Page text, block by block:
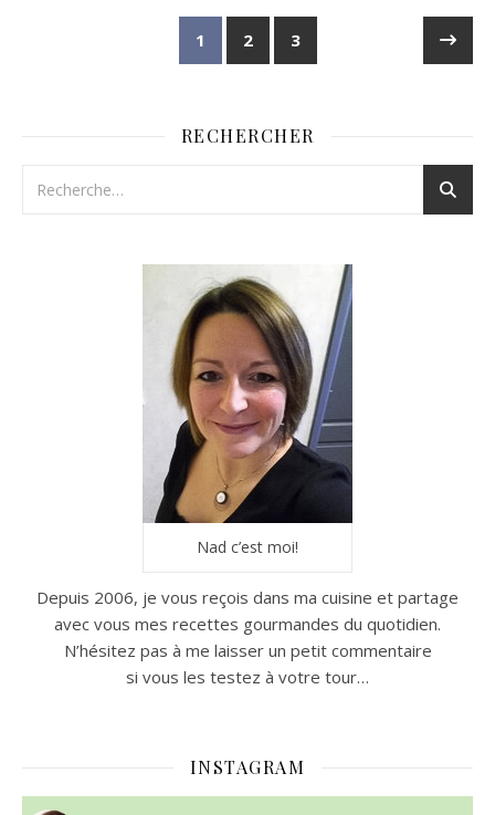
1 2 3
RECHERCHER
Nad c’est moi!
Depuis 2006, je vous reçois dans ma cuisine et partage
avec vous mes recettes gourmandes du quotidien.
N’hésitez pas à me laisser un petit commentaire
si vous les testez à votre tour…
INSTAGRAM